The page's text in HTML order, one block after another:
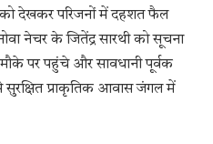
देखकर परिजनों में दहशत फैल
नेचर के जितेंद्र सारथी को सूचना
मौके पर पहुंचे और सावधानी पूर्वक
सुरक्षित प्राकृतिक आवास जंगल में